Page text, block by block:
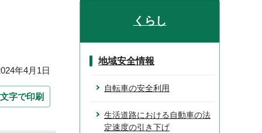
年4月1日
字で印刷
くらし
地域安全情報
自転車の安全利用
生活道路における自動車の法
定速度の引き下げ